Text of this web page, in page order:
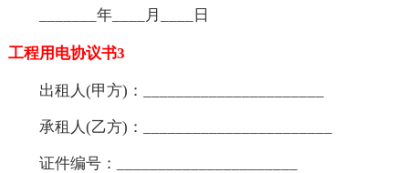
_______年____月____日
工程用电协议书3
出租人(甲方)：______________________
承租人(乙方)：_______________________
证件编号：______________________